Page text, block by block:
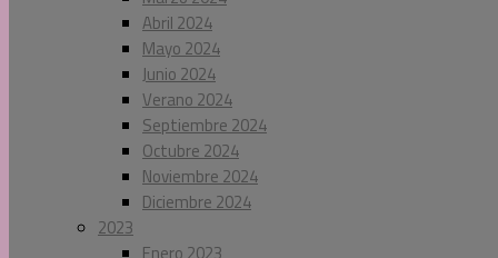
Abril 2024
Mayo 2024
Junio 2024
Verano 2024
Septiembre 2024
Octubre 2024
Noviembre 2024
Diciembre 2024
2023